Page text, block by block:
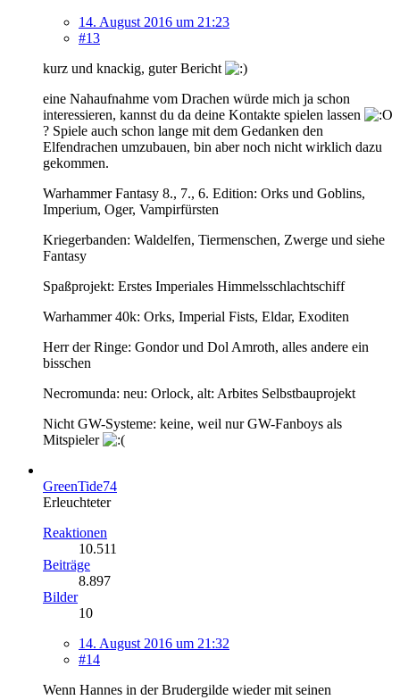
14. August 2016 um 21:23
#13
kurz und knackig, guter Bericht
eine Nahaufnahme vom Drachen würde mich ja schon
interessieren, kannst du da deine Kontakte spielen lassen
? Spiele auch schon lange mit dem Gedanken den
Elfendrachen umzubauen, bin aber noch nicht wirklich dazu
gekommen.
Warhammer Fantasy 8., 7., 6. Edition: Orks und Goblins,
Imperium, Oger, Vampirfürsten
Kriegerbanden: Waldelfen, Tiermenschen, Zwerge und siehe
Fantasy
Spaßprojekt: Erstes Imperiales Himmelsschlachtschiff
Warhammer 40k: Orks, Imperial Fists, Eldar, Exoditen
Herr der Ringe: Gondor und Dol Amroth, alles andere ein
bisschen
Necromunda: neu: Orlock, alt: Arbites Selbstbauprojekt
Nicht GW-Systeme: keine, weil nur GW-Fanboys als
Mitspieler
GreenTide74
Erleuchteter
Reaktionen
10.511
Beiträge
8.897
Bilder
10
14. August 2016 um 21:32
#14
Wenn Hannes in der Brudergilde wieder mit seinen